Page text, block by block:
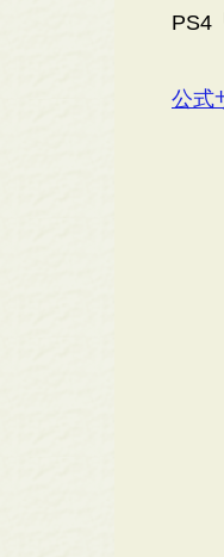
PS4
公式